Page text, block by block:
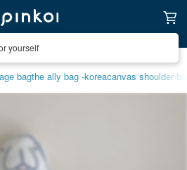
yourself
bagthe ally bag -koreacanvas shoulder